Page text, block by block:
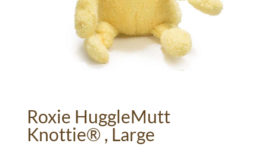
Roxie HuggleMutt
Knottie® , Large